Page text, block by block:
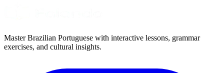
Master Brazilian Portuguese with interactive lessons, grammar
exercises, and cultural insights.